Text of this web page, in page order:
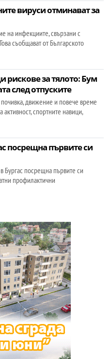
вируси отминават за
на инфекциите, свързани с
съобщават от Българското
рискове за тялото: Бум
след отпуските
движение и повече време
спортните навици,
посрещна първите си
Бургас посрещна първите си
профилактични